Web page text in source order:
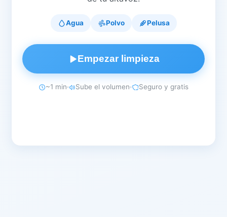
Agua Polvo Pelusa
Empezar limpieza
~1 min Sube el volumen Seguro y gratis